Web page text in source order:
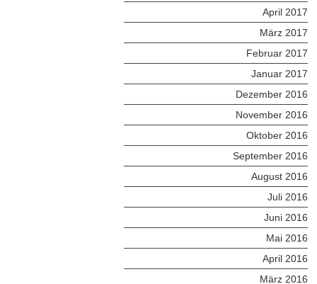
April 2017
März 2017
Februar 2017
Januar 2017
Dezember 2016
November 2016
Oktober 2016
September 2016
August 2016
Juli 2016
Juni 2016
Mai 2016
April 2016
März 2016